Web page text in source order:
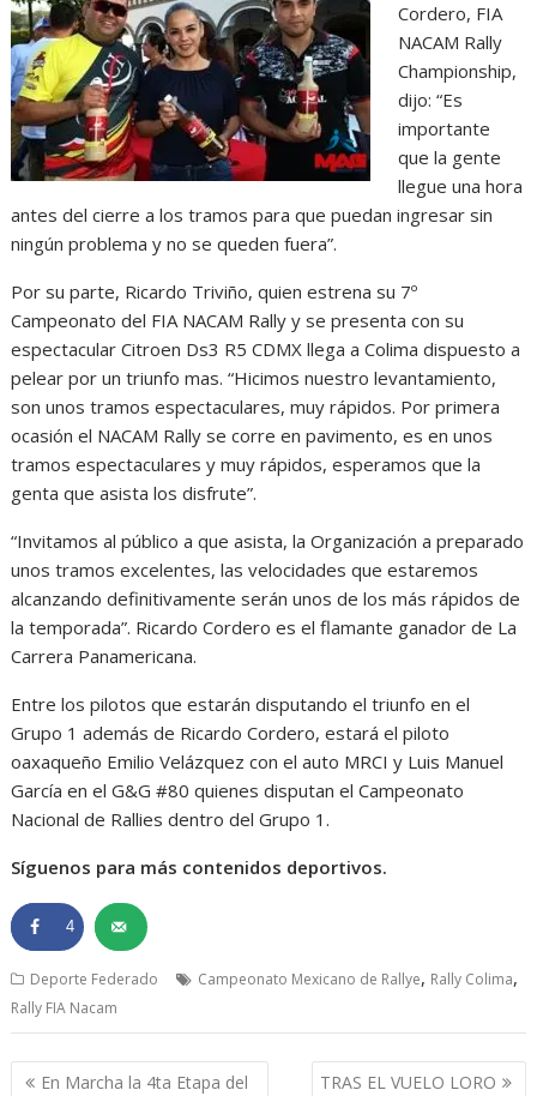
Cordero, FIA
NACAM Rally
Championship,
dijo: “Es
importante
que la gente
llegue una hora
antes del cierre a los tramos para que puedan ingresar sin
ningún problema y no se queden fuera”.
Por su parte, Ricardo Triviño, quien estrena su 7º
Campeonato del FIA NACAM Rally y se presenta con su
espectacular Citroen Ds3 R5 CDMX llega a Colima dispuesto a
pelear por un triunfo mas. “Hicimos nuestro levantamiento,
son unos tramos espectaculares, muy rápidos. Por primera
ocasión el NACAM Rally se corre en pavimento, es en unos
tramos espectaculares y muy rápidos, esperamos que la
genta que asista los disfrute”.
“Invitamos al público a que asista, la Organización a preparado
unos tramos excelentes, las velocidades que estaremos
alcanzando definitivamente serán unos de los más rápidos de
la temporada”. Ricardo Cordero es el flamante ganador de La
Carrera Panamericana.
Entre los pilotos que estarán disputando el triunfo en el
Grupo 1 además de Ricardo Cordero, estará el piloto
oaxaqueño Emilio Velázquez con el auto MRCI y Luis Manuel
García en el G&G #80 quienes disputan el Campeonato
Nacional de Rallies dentro del Grupo 1.
Síguenos para más contenidos deportivos.
4
Deporte Federado Campeonato Mexicano de Rallye, Rally Colima,
Rally FIA Nacam
Navegación
En Marcha la 4ta Etapa del TRAS EL VUELO LORO